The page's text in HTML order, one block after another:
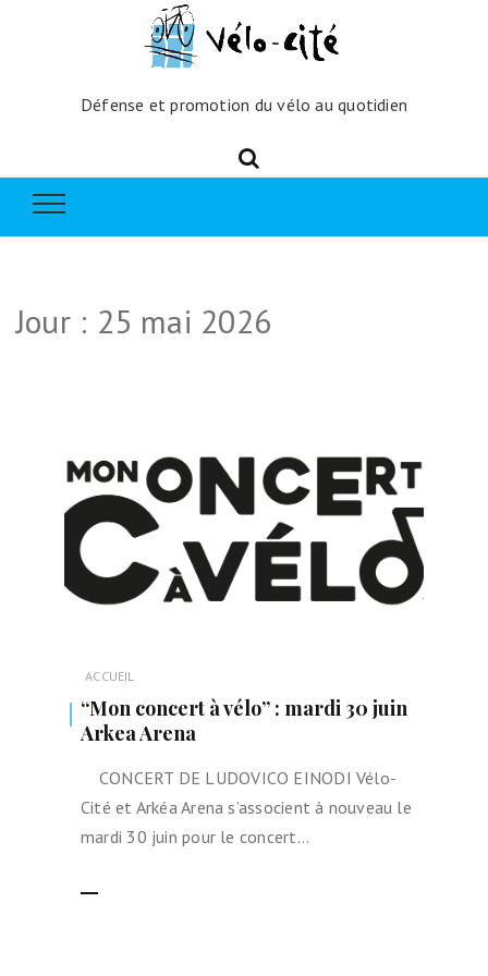
Défense et promotion du vélo au quotidien
Jour : 25 mai 2026
ACCUEIL
“Mon concert à vélo” : mardi 30 juin
Arkea Arena
CONCERT DE LUDOVICO EINODI Vélo-
Cité et Arkéa Arena s’associent à nouveau le
mardi 30 juin pour le concert…